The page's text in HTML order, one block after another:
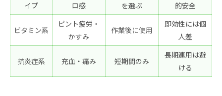
イプ
ロ感
を選ぶ
的安全
ビタミン系
ピント疲労・
かすみ
作業後に使用
即効性には個
人差
抗炎症系 充血・痛み 短期間のみ
長期連用は避
ける